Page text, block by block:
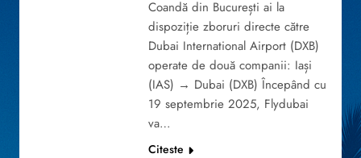
Coandă din București ai la
dispoziție zboruri directe către
Dubai International Airport (DXB)
operate de două companii: Iași
(IAS) → Dubai (DXB) Începând cu
19 septembrie 2025, Flydubai
va…
Citeste